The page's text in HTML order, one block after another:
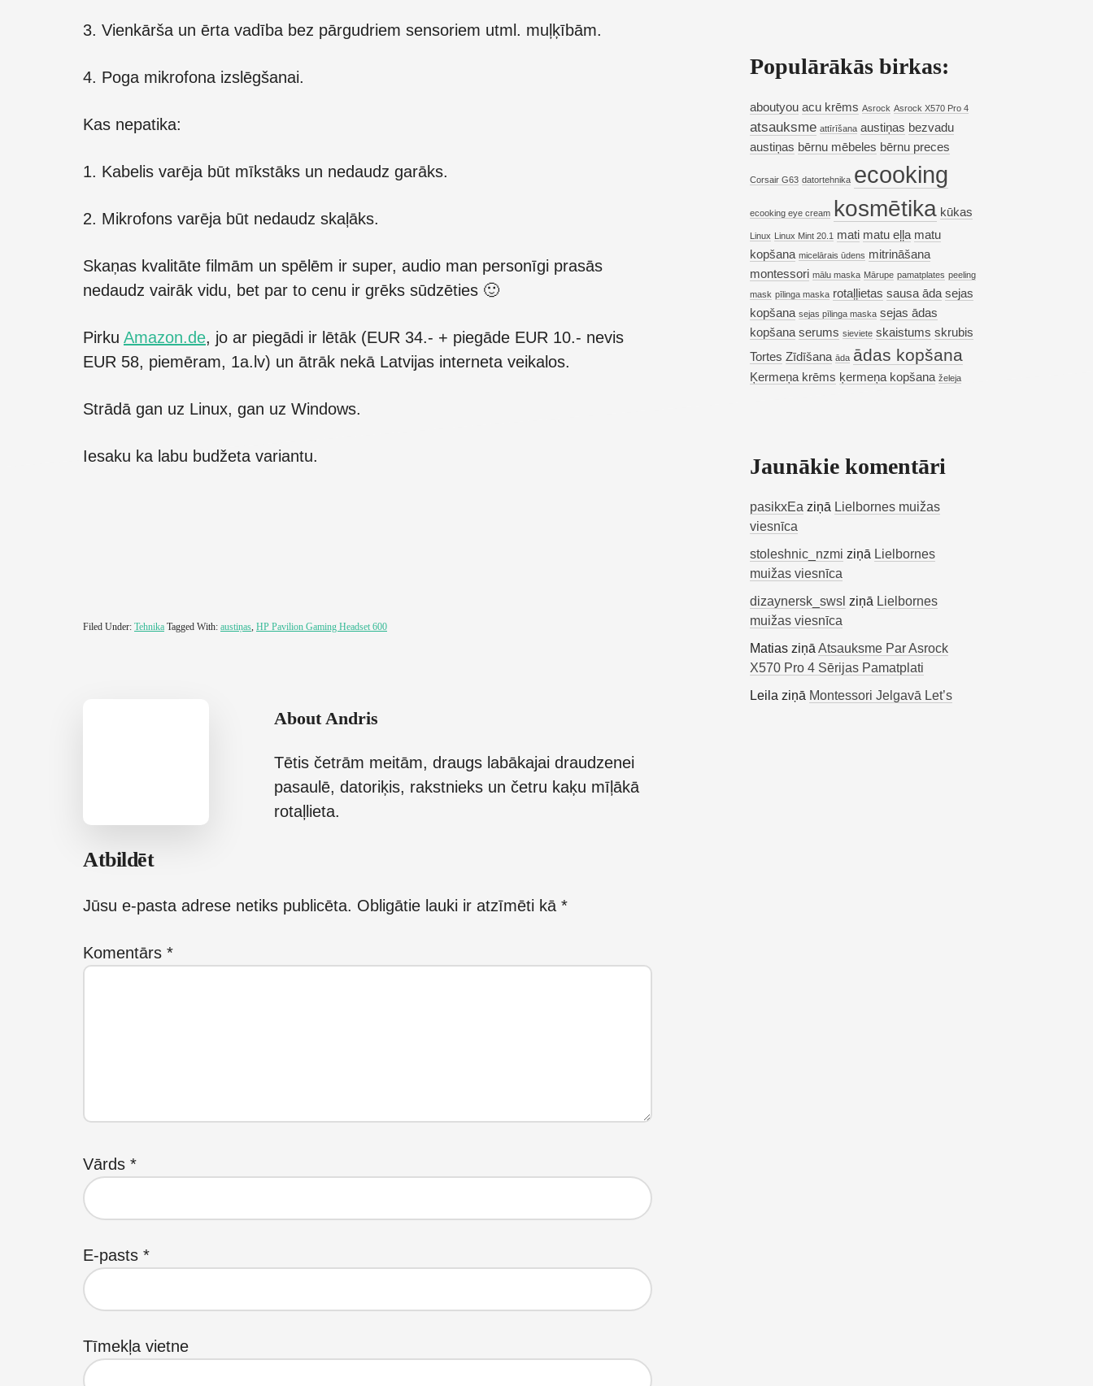
3. Vienkārša un ērta vadība bez pārgudriem sensoriem utml. muļķībām.
4. Poga mikrofona izslēgšanai.
Kas nepatika:
1. Kabelis varēja būt mīkstāks un nedaudz garāks.
2. Mikrofons varēja būt nedaudz skaļāks.
Skaņas kvalitāte filmām un spēlēm ir super, audio man personīgi prasās
nedaudz vairāk vidu, bet par to cenu ir grēks sūdzēties 🙂
Pirku Amazon.de, jo ar piegādi ir lētāk (EUR 34.- + piegāde EUR 10.- nevis
EUR 58, piemēram, 1a.lv) un ātrāk nekā Latvijas interneta veikalos.
Strādā gan uz Linux, gan uz Windows.
Iesaku ka labu budžeta variantu.
Filed Under: Tehnika Tagged With: austiņas, HP Pavilion Gaming Headset 600
AboutAndris
Tētis četrām meitām, draugs labākajai draudzenei
pasaulē, datoriķis, rakstnieks un četru kaķu mīļākā
rotaļlieta.
Reader
Interactions
Atbildēt
Jūsu e-pasta adrese netiks publicēta. Obligātie lauki ir atzīmēti kā *
Komentārs *
Vārds *
E-pasts *
Tīmekļa vietne
Populārākās birkas:
aboutyou acu krēms Asrock Asrock X570 Pro 4
atsauksme attīrīšana austiņas bezvadu
austiņas bērnu mēbeles bērnu preces
Corsair G63 datortehnika ecooking
ecooking eye cream kosmētika kūkas
Linux Linux Mint 20.1 mati matu eļļa matu
kopšana micelārais ūdens mitrināšana
montessori mālu maska Mārupe pamatplates peeling
mask pīlinga maska rotaļļietas sausa āda sejas
kopšana sejas pīlinga maska sejas ādas
kopšana serums sieviete skaistums skrubis
Tortes Zīdīšana āda ādas kopšana
Ķermeņa krēms ķermeņa kopšana želeja
Jaunākie komentāri
pasikxEa ziņā Lielbornes muižas
viesnīca
stoleshnic_nzmi ziņā Lielbornes
muižas viesnīca
dizaynersk_swsl ziņā Lielbornes
muižas viesnīca
Matias ziņā Atsauksme Par Asrock
X570 Pro 4 Sērijas Pamatplati
Leila ziņā Montessori Jelgavā Let’s